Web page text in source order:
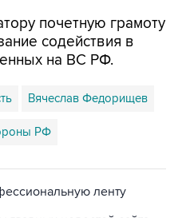
почетную грамоту
содействия в
на ВС РФ.
Вячеслав Федорищев
РФ
ленту